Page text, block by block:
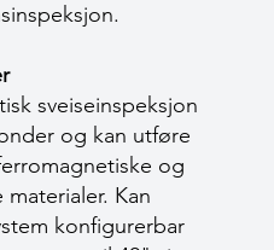
sveiseinspeksjon
og kan utføre
og
Kan
konfigurerbar